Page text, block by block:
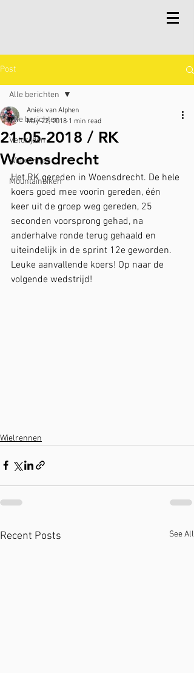
Post
Alle berichten
Veldrijden
Wielrennen
Mountainbiken
Alle berichten
21-05-2018 / RK
Woensdrecht
Aniek van Alphen
May 22, 2018 1 min read
Het RK gereden in Woensdrecht. De hele
koers goed mee voorin gereden, één
keer uit de groep weg gereden, 25
seconden voorsprong gehad, na
anderhalve ronde terug gehaald en
uiteindelijk in de sprint 12e geworden.
Leuke aanvallende koers! Op naar de
volgende wedstrijd!
Wielrennen
Recent Posts See All